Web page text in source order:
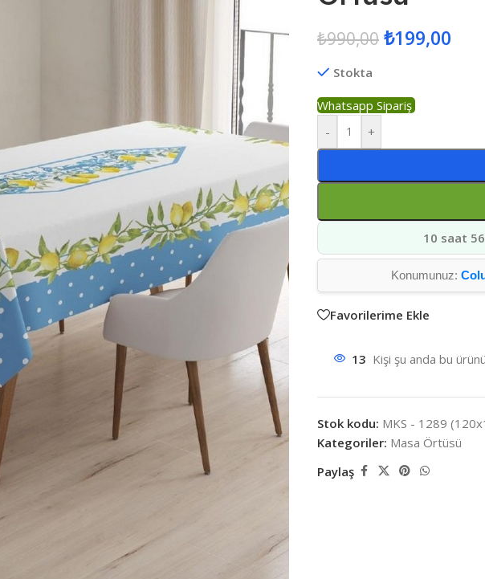
₺990,00 ₺199,00
Stokta
Whatsapp Sipariş
-
+
10 saat
Konumunuz:
Favorilerime Ekle
13 Kişi şu anda bu
Stok kodu: MKS - 1289
Kategoriler: Masa Örtüsü
Paylaş